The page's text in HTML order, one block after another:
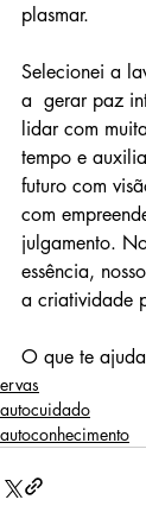
plasmar.
Selecionei a
a  gerar paz
lidar com
tempo e
futuro com
com
julgamento.
essência,
a criatividade
O que te
ervas
autocuidado
autoconhecimento